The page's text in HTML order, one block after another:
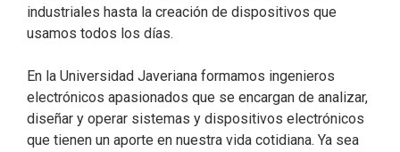
industriales hasta la creación de dispositivos que
usamos todos los días.
En la Universidad Javeriana formamos ingenieros
electrónicos apasionados que se encargan de analizar,
diseñar y operar sistemas y dispositivos electrónicos
que tienen un aporte en nuestra vida cotidiana. Ya sea